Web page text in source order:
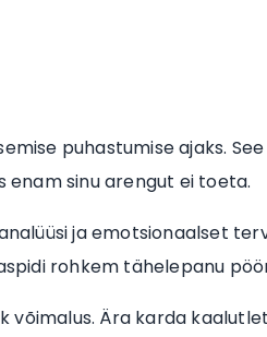
puhastumise ajaks.
enam sinu arengut ei toeta.
ja emotsionaalset
rohkem tähelepanu
võimalus. Ära karda